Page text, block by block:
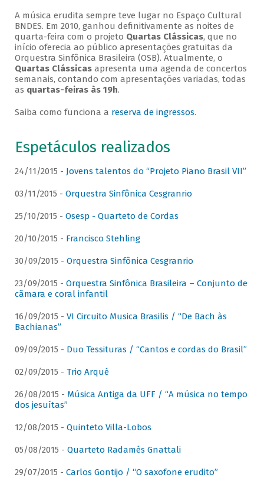
A música erudita sempre teve lugar no Espaço Cultural
BNDES. Em 2010, ganhou definitivamente as noites de
quarta-feira com o projeto Quartas Clássicas, que no
início oferecia ao público apresentações gratuitas da
Orquestra Sinfônica Brasileira (OSB). Atualmente, o
Quartas Clássicasapresenta uma agenda de concertos
semanais, contando com apresentações variadas, todas
as quartas-feiras às 19h.
Saiba como funciona a reserva de ingressos.
Espetáculos realizados
24/11/2015 - Jovens talentos do “Projeto Piano Brasil VII”
03/11/2015 - Orquestra Sinfônica Cesgranrio
25/10/2015 - Osesp - Quarteto de Cordas
20/10/2015 - Francisco Stehling
30/09/2015 - Orquestra Sinfônica Cesgranrio
23/09/2015 - Orquestra Sinfônica Brasileira – Conjunto de
câmara e coral infantil
16/09/2015 - VI Circuito Musica Brasilis / “De Bach às
Bachianas”
09/09/2015 - Duo Tessituras / “Cantos e cordas do Brasil”
02/09/2015 - Trio Arqué
26/08/2015 - Música Antiga da UFF / “A música no tempo
dos jesuítas”
12/08/2015 - Quinteto Villa-Lobos
05/08/2015 - Quarteto Radamés Gnattali
29/07/2015 - Carlos Gontijo / “O saxofone erudito”